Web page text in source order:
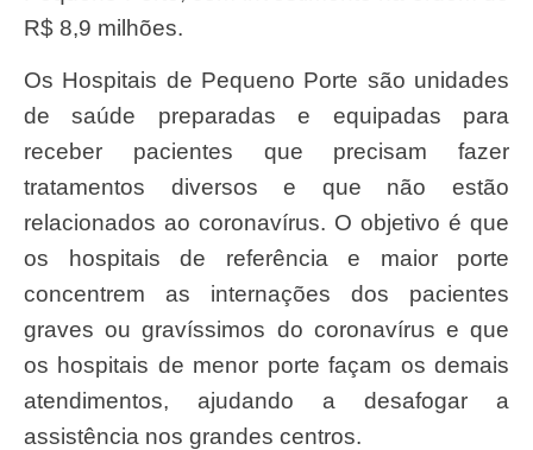
R$ 8,9 milhões.
Os Hospitais de Pequeno Porte são unidades
de saúde preparadas e equipadas para
receber pacientes que precisam fazer
tratamentos diversos e que não estão
relacionados ao coronavírus. O objetivo é que
os hospitais de referência e maior porte
concentrem as internações dos pacientes
graves ou gravíssimos do coronavírus e que
os hospitais de menor porte façam os demais
atendimentos, ajudando a desafogar a
assistência nos grandes centros.